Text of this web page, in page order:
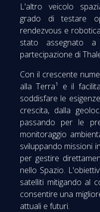
L'altro veicolo
grado di testare
rendezvous e
stato assegnato
partecipazione di
Con il crescente
alla Terra¹ e il
soddisfare le
crescita, dalla
passando per le
monitoraggio
sviluppando missioni
per gestire
nello Spazio.
satelliti mitigando al
consentire una
attuali e futuri.